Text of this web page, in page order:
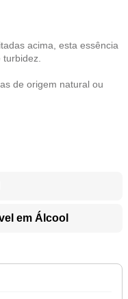
acima, esta essência
de origem natural ou
em Álcool